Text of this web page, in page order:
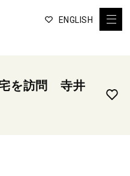
ENGLISH
宅を訪問 寺井